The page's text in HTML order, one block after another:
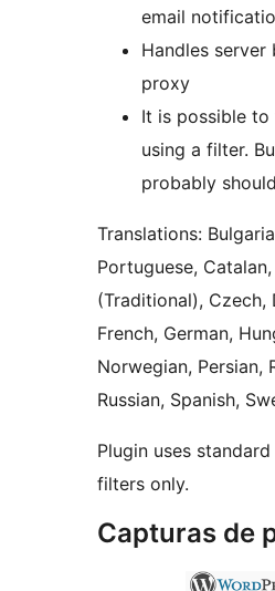
email
Handles server
proxy
It is possible to
using a filter.
probably
Translations:
Portuguese,
(Traditional), Czech,
French, German,
Norwegian, Persian,
Russian, Spanish,
Plugin uses
filters only.
Capturas de